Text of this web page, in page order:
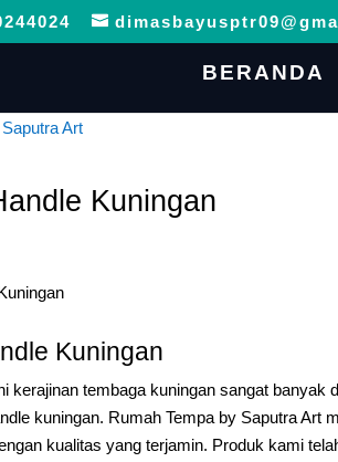
BERANDA
Kuningan
Kuningan
kerajinan tembaga kuningan sangat
kuningan. Rumah Tempa by Saputra Art
kualitas yang terjamin. Produk kami